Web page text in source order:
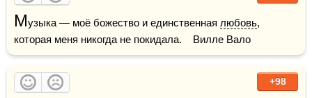
Музыка — моё божество и единственная любовь,
которая меня никогда не покидала.    Вилле Вало
+98